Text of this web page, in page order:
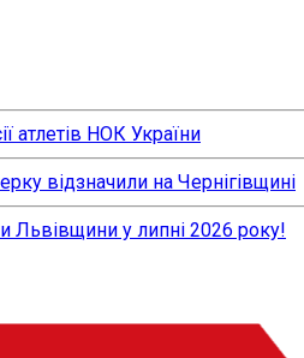
атлетів НОК України
відзначили на Чернігівщині
Львівщини у липні 2026 року!